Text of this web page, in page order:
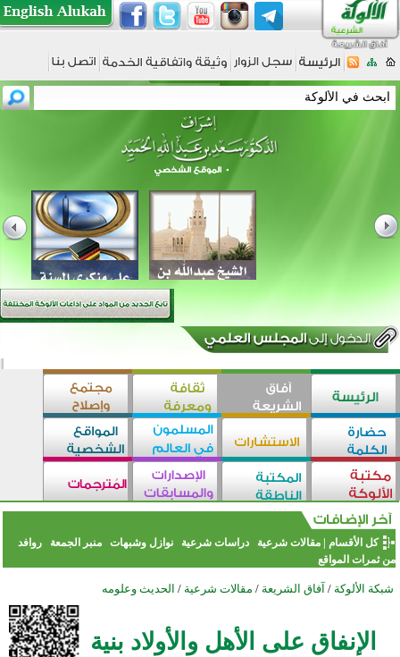
كل الأقسام |مقالات شرعية دراسات شرعية نوازل وشبهات منبر الجمعة
روافد
من ثمرات المواقع
شبكة الألوكة / آفاق الشريعة / مقالات شرعية / الحديث وعلومه
الإنفاق على الأهل والأولاد بنية